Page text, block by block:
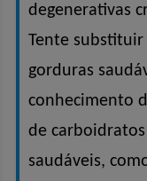
degenerativas
Tente
gorduras
conhecimento
de carboidratos
saudáveis,